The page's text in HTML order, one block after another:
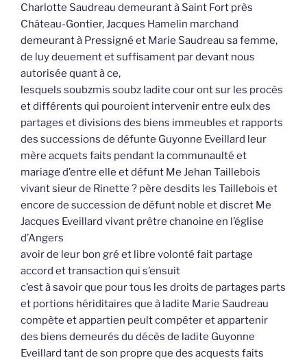
Charlotte Saudreau demeurant à Saint Fort près
Château-Gontier, Jacques Hamelin marchand
demeurant à Pressigné et Marie Saudreau sa femme,
de luy deuement et suffisament par devant nous
autorisée quant à ce,
lesquels soubzmis soubz ladite cour ont sur les procès
et différents qui pouroient intervenir entre eulx des
partages et divisions des biens immeubles et rapports
des successions de défunte Guyonne Eveillard leur
mère acquets faits pendant la communaulté et
mariage d’entre elle et défunt Me Jehan Taillebois
vivant sieur de Rinette ? père desdits les Taillebois et
encore de succession de défunt noble et discret Me
Jacques Eveillard vivant prêtre chanoine en l’église
d’Angers
avoir de leur bon gré et libre volonté fait partage
accord et transaction qui s’ensuit
c’est à savoir que pour tous les droits de partages parts
et portions hériditaires que à ladite Marie Saudreau
compète et appartien peult compéter et appartenir
des biens demeurés du décès de ladite Guyonne
Eveillard tant de son propre que des acquests faits